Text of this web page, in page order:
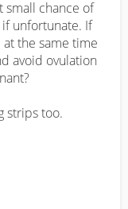
small chance of
unfortunate. If
the same time
avoid ovulation
strips too.